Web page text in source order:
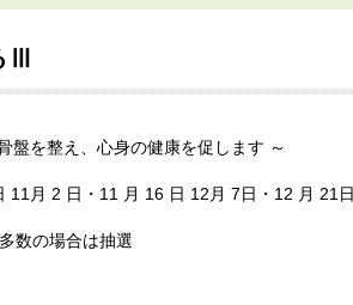
Ⅲ
盤を整え、心身の健康を促します ～
11月 2 日・11 月 16 日 12月 7日・12 月
数の場合は抽選